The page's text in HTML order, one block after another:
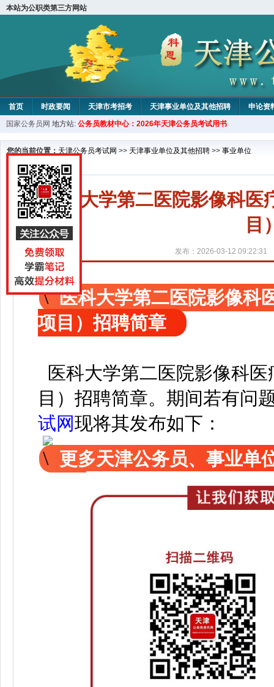
本站为公职类第三方网站
首页 时政要闻 天津市考招考 天津事业单位及其他招聘 申论资
教材中心
国家公务员网 地方站: 公务员教材中心：2026年天津公务员考试用书
您的当前位置： 天津公务员考试网 >> 天津事业单位及其他招聘 >> 事业单位
医科大学第二医院影像科医
目
发布：2026-03-12 09:22:31
医科大学第二医院影像科
项目）招聘简章
医科大学第二医院影像科
目）招聘简章。 期间若有问
试网现将其发布如下：
更多天津公务员、事业单